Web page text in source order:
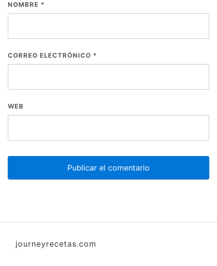
NOMBRE *
CORREO ELECTRÓNICO *
WEB
journeyrecetas.com